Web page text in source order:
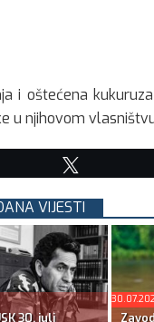
i oštećena
u njihovom
VIJESTI
30. juli